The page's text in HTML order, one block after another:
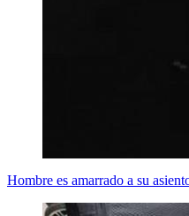
Hombre es amarrado a su